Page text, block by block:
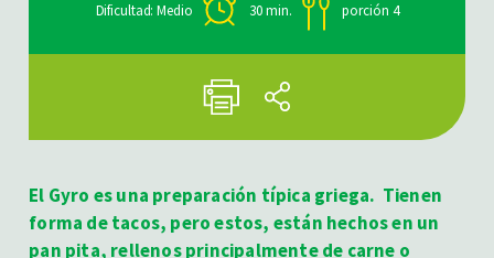
Dificultad: Medio 30 min. porción 4
El Gyro es una preparación típica griega. Tienen
forma de tacos, pero estos, están hechos en un
pan pita, rellenos principalmente de carne o